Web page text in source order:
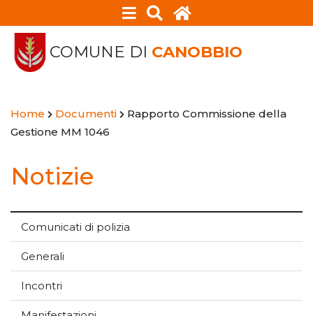
COMUNE DI CANOBBIO
Home Documenti
Rapporto Commissione della
Gestione MM 1046
Notizie
Comunicati di polizia
Generali
Incontri